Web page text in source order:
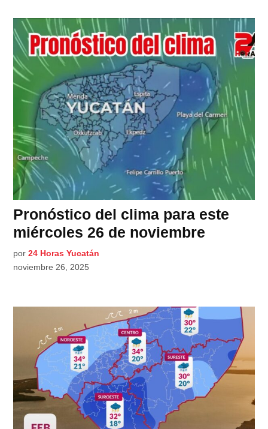
Pronóstico del clima para este
miércoles 26 de noviembre
por 24 Horas Yucatán
noviembre 26, 2025